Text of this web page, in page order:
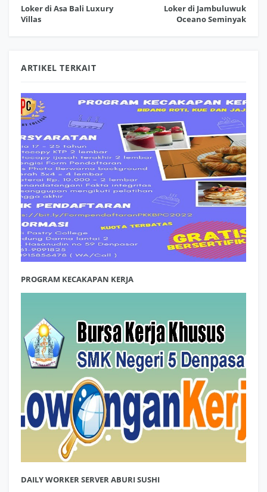
Loker di Asa Bali Luxury
Villas
Loker di Jambuluwuk
Oceano Seminyak
ARTIKEL TERKAIT
PROGRAM KECAKAPAN KERJA
DAILY WORKER SERVER ABURI SUSHI